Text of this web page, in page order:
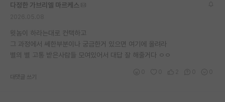
다정한 가브리엘 마르케스
윗놈이 하라는대로 컨택하고
그 과정에서 쎄한부분이나 궁금한거 있으면 여기에 올려라
별의 별 고통 받은사람들 모여있어서 대답 잘 해줄거다 ㅇㅇ
대댓글 쓰기